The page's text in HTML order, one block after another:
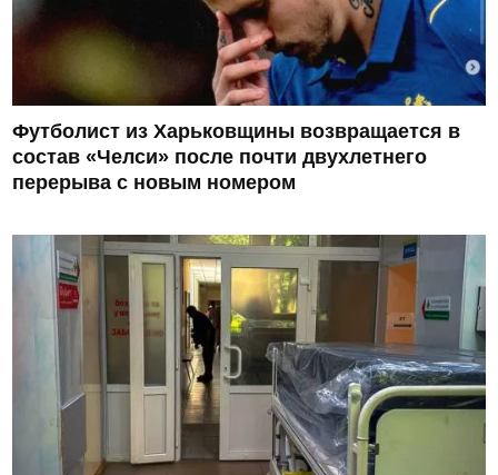
Футболист из Харьковщины возвращается в
состав «Челси» после почти двухлетнего
перерыва с новым номером